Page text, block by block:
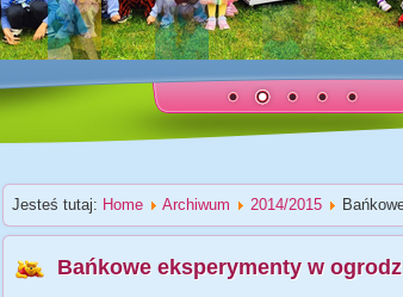
Jesteś tutaj: Home Archiwum 2014/2015
Bańkowe eksperymenty w